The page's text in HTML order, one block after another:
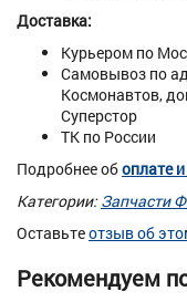
Доставка:
Курьером по
Самовывоз по
Космонавтов,
Суперстор
ТК по России
Подробнее обоплате
Категории: Запчасти
Оставьтеотзыв об
Рекомендуем